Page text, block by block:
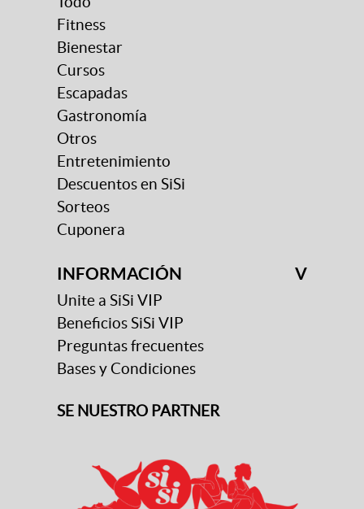
Fitness
Bienestar
Cursos
Escapadas
Gastronomía
Otros
Entretenimiento
Descuentos en SiSi
Sorteos
Cuponera
INFORMACIÓN V
Unite a SiSi VIP
Beneficios SiSi VIP
Preguntas frecuentes
Bases y Condiciones
SE NUESTRO PARTNER